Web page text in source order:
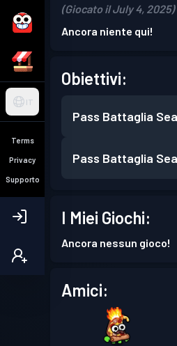
IT
Terms
Privacy
Supporto
(Giocato il July 4, 2025)
Ancora niente qui!
Obiettivi:
Pass Battaglia
Pass Battaglia
I Miei Giochi:
Ancora nessun gioco!
Amici: